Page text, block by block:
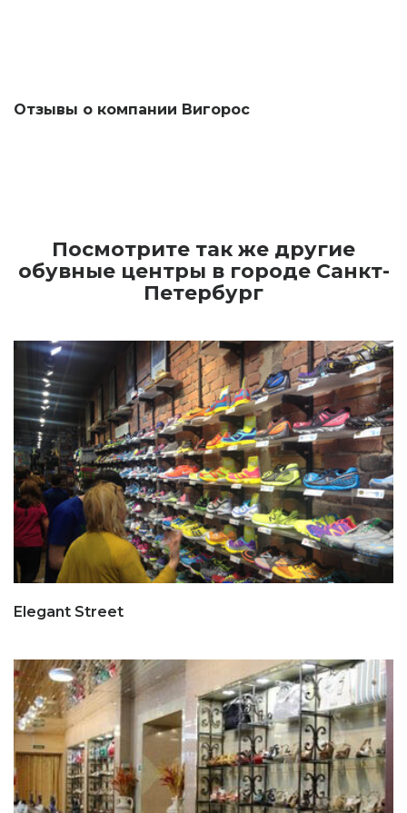
Отзывы о компании Вигорос
Посмотрите так же другие
обувные центры в городе Санкт-
Петербург
Elegant Street